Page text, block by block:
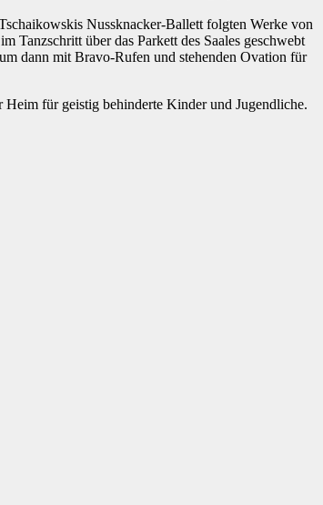
Nussknacker-Ballett folgten Werke von
Tanzschritt über das Parkett des Saales geschwebt
dann mit Bravo-Rufen und stehenden Ovation für
Heim für geistig behinderte Kinder und Jugendliche.